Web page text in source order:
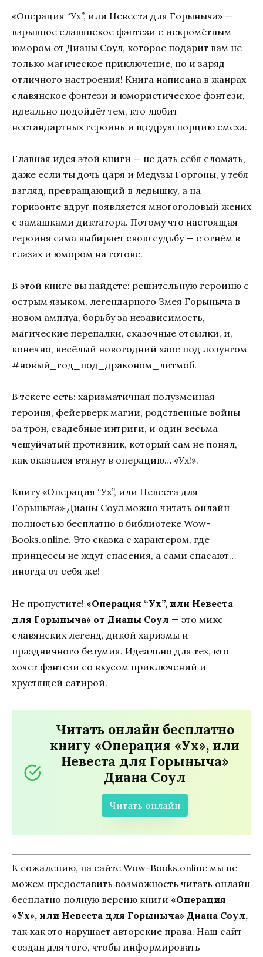
«Операция “Ух”, или Невеста для Горыныча» —
взрывное славянское фэнтези с искромётным
юмором от Дианы Соул, которое подарит вам не
только магическое приключение, но и заряд
отличного настроения! Книга написана в жанрах
славянское фэнтези и юмористическое фэнтези,
идеально подойдёт тем, кто любит
нестандартных героинь и щедрую порцию смеха.
Главная идея этой книги — не дать себя сломать,
даже если ты дочь царя и Медузы Горгоны, у тебя
взгляд, превращающий в ледышку, а на
горизонте вдруг появляется многоголовый жених
с замашками диктатора. Потому что настоящая
героиня сама выбирает свою судьбу — с огнём в
глазах и юмором на готове.
В этой книге вы найдете: решительную героиню с
острым языком, легендарного Змея Горыныча в
новом амплуа, борьбу за независимость,
магические перепалки, сказочные отсылки, и,
конечно, весёлый новогодний хаос под лозунгом
#новый_год_под_драконом_литмоб.
В тексте есть: харизматичная полузмеиная
героиня, фейерверк магии, родственные войны
за трон, свадебные интриги, и один весьма
чешуйчатый противник, который сам не понял,
как оказался втянут в операцию… «Ух!».
Книгу «Операция “Ух”, или Невеста для
Горыныча» Дианы Соул можно читать онлайн
полностью бесплатно в библиотеке Wow-
Books.online. Это сказка с характером, где
принцессы не ждут спасения, а сами спасают…
иногда от себя же!
Не пропустите! «Операция “Ух”, или Невеста
для Горыныча» от Дианы Соул — это микс
славянских легенд, дикой харизмы и
праздничного безумия. Идеально для тех, кто
хочет фэнтези со вкусом приключений и
хрустящей сатирой.
Читать онлайн бесплатно
книгу «Операция «Ух», или
Невеста для Горыныча»
Диана Соул
Читать онлайн
К сожалению, на сайте Wow-Books.online мы не
можем предоставить возможность читать онлайн
бесплатно полную версию книги «Операция
«Ух», или Невеста для Горыныча» Диана Соул,
так как это нарушает авторские права. Наш сайт
создан для того, чтобы информировать